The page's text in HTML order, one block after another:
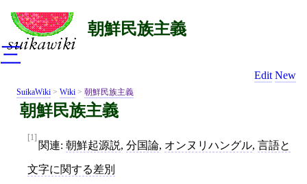
朝鮮民族主義
Edit New
SuikaWiki > Wiki > 朝鮮民族主義
朝鮮民族主義
[1]
関連: 朝鮮起源説, 分国論, オンヌリハングル, 言語と
文字に関する差別
三